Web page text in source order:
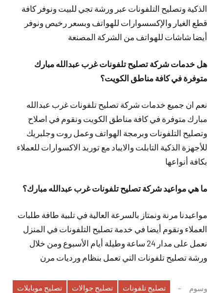
الذكية وتصليح التلفونات عبر ورشة تجي للبيت ونوفر كافة
قطع الغيار والإكسسوارات للهواتف وبسعر رخيص ونوفر
أيضا شاشات للهواتف من الشركة المصنعة
هل خدمات شركة تصليح تلفونات غرب عبدالله مبارك
متوفرة في كافة مناطق الكويت؟
نعم ان جميع خدمات شركة تصليح تلفونات غرب عبدالله
مبارك متوفرة في كافة مناطق الكويت ونقوم في اصلاح
وتصليح التلفونات وبرمجة الهواتف وعمل روت وجلبريك
للأجهزة الذكية التابلت والايباد مع توريد الاكسوارات للعملاء
بكافة أنواعها
ما هي مواعيد شركة تصليح تلفونات غرب عبدالله مبارك؟
مواعيدنا مرنة ونمتاز بالسرعة العالية في تلبية طافة طلبات
العملاء ونقوم أيضا في خدمة تصليح التلفونات في المنزل
نعمل على مدار 24 ساعة وطيلة أيام الأسبوع ومن خلال
ورشة تصليح تلفونات التي تعمل بنظام ورديات مرن
وسوم تصليح تلفونات تصليح جوالات
تصليح موبايلات